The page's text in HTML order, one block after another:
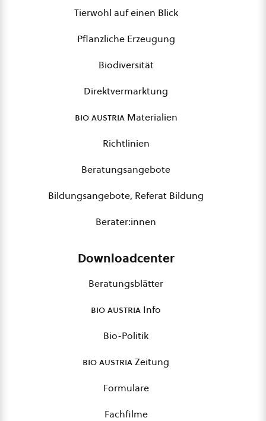
Tierwohl auf einen Blick
Pflanzliche Erzeugung
Biodiversität
Direktvermarktung
bio austriaMaterialien
Richtlinien
Beratungsangebote
Bildungsangebote, Referat Bildung
Berater:innen
Downloadcenter
Beratungsblätter
bio austria Info
Bio-Politik
bio austriaZeitung
Formulare
Fachfilme